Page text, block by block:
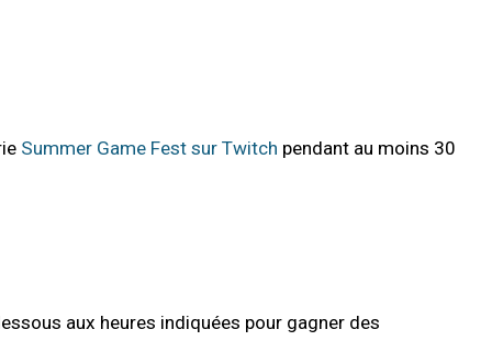
Summer Game Fest sur Twitch pendant au moins 30
aux heures indiquées pour gagner des